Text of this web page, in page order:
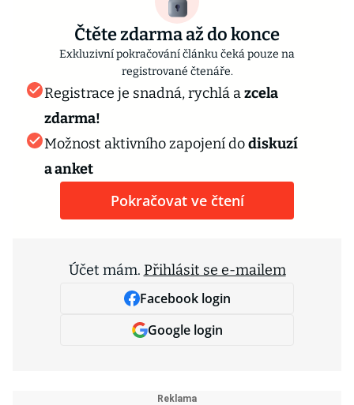
Čtěte zdarma až do konce
Exkluzivní pokračování článku čeká pouze na
registrované čtenáře.
Registrace je snadná, rychlá azcela
zdarma!
Možnost aktivního zapojení dodiskuzí
a anket
Pokračovat ve čtení
Účet mám. Přihlásit se e-mailem
Facebook login
Google login